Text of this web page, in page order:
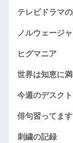
テレビドラマ
ノルウェージ
ヒグマニア
世界は知恵に
今週のデスク
俳句習ってます
刺繍の記録